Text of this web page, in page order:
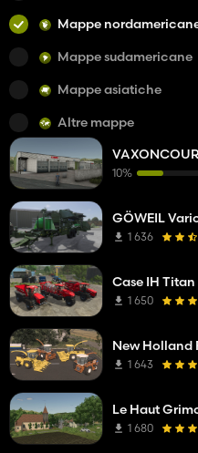
Mappe
Mappe sudamericane
Mappe asiatiche
Altre mappe
10%
GÖWEIL
1 636
Case IH
1 650
New Holland
1 643
Le Haut
1 680